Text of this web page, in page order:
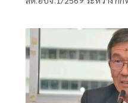
บริหารท้องถิ่น (ขอให้มีการเ